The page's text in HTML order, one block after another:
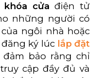
cửa điện tử
những người có
ngôi nhà hoặc
ký lúc lắp đặt
bảo rằng chỉ
cập đầy đủ và